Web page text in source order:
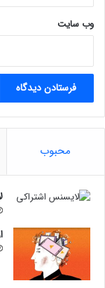
ل
ا
ی
ر
ا
ک
د
وب‌ سایت
محبوب